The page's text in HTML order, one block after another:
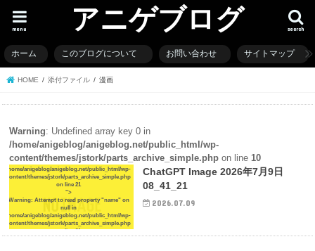
アニゲブログ search
menu
ホーム このブログについて お問い合わせ サイトマップ
HOME 添付ファイル 漫画
Warning: Undefined array key 0 in
/home/anigeblog/anigeblog.net/public_html/wp-
content/themes/jstork/parts_archive_simple.phpon line 10
/home/anigeblog/anigeblog.net/public_html/wp-
content/themes/jstork/parts_archive_simple.php
on line21
">
Warning: Attempt to read property "name" on
null in
/home/anigeblog/anigeblog.net/public_html/wp-
content/themes/jstork/parts_archive_simple.php
on line21
ChatGPT Image 2026年7月9日
08_41_21
2026.07.09